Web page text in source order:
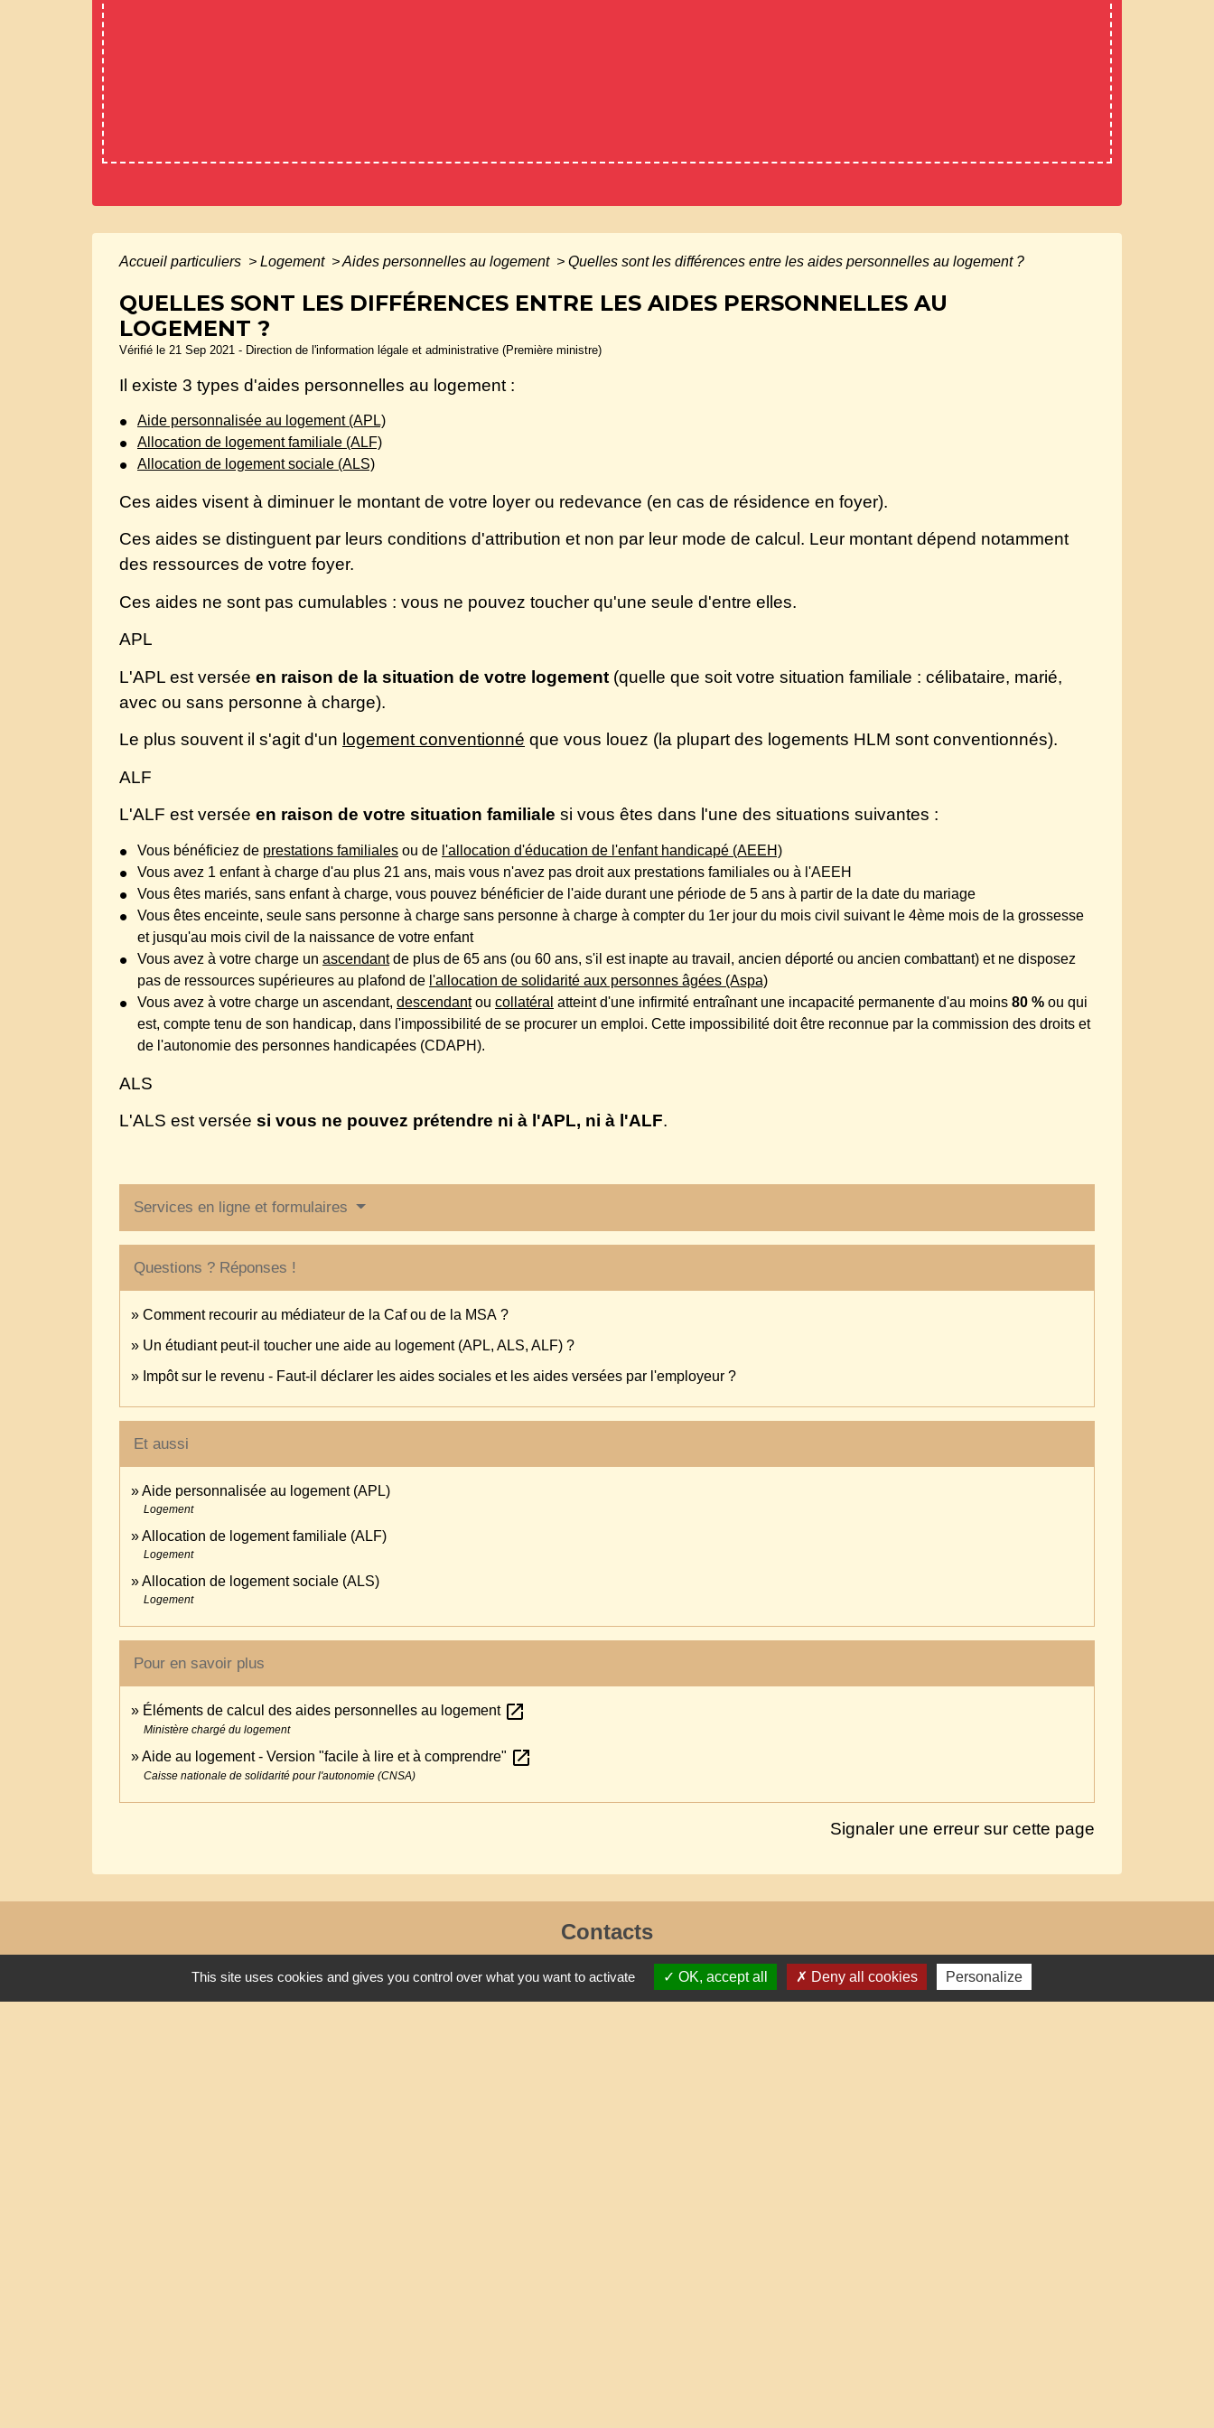
Accueil particuliers > Logement >Aides personnelles au logement > Quelles sont les différences entre les aides personnelles au logement ?
QUELLES SONT LES DIFFÉRENCES ENTRE LES AIDES PERSONNELLES AU
LOGEMENT ?
Vérifié le 21 Sep 2021 - Direction de l'information légale et administrative (Première ministre)
Il existe 3 types d'aides personnelles au logement :
Aide personnalisée au logement (APL)
Allocation de logement familiale (ALF)
Allocation de logement sociale (ALS)
Ces aides visent à diminuer le montant de votre loyer ou redevance (en cas de résidence en foyer).
Ces aides se distinguent par leurs conditions d'attribution et non par leur mode de calcul. Leur montant dépend notamment
des ressources de votre foyer.
Ces aides ne sont pas cumulables : vous ne pouvez toucher qu'une seule d'entre elles.
APL
L'APL est versée en raison de la situation de votre logement (quelle que soit votre situation familiale : célibataire, marié,
avec ou sans personne à charge).
Le plus souvent il s'agit d'un logement conventionné que vous louez (la plupart des logements HLM sont conventionnés).
ALF
L'ALF est versée en raison de votre situation familiale si vous êtes dans l'une des situations suivantes :
Vous bénéficiez de prestations familiales ou de l'allocation d'éducation de l'enfant handicapé (AEEH)
Vous avez 1 enfant à charge d'au plus 21 ans, mais vous n'avez pas droit aux prestations familiales ou à l'AEEH
Vous êtes mariés, sans enfant à charge, vous pouvez bénéficier de l'aide durant une période de 5 ans à partir de la date du mariage
Vous êtes enceinte, seule sans personne à charge sans personne à charge à compter du 1er jour du mois civil suivant le 4ème mois de la grossesse
et jusqu'au mois civil de la naissance de votre enfant
Vous avez à votre charge un ascendantde plus de 65 ans (ou 60 ans, s'il est inapte au travail, ancien déporté ou ancien combattant) et ne disposez
pas de ressources supérieures au plafond de l'allocation de solidarité aux personnes âgées (Aspa)
Vous avez à votre charge un ascendant, descendantou collatéral atteint d'une infirmité entraînant une incapacité permanente d'au moins 80 % ou qui
est, compte tenu de son handicap, dans l'impossibilité de se procurer un emploi. Cette impossibilité doit être reconnue par la commission des droits et
de l'autonomie des personnes handicapées (CDAPH).
ALS
L'ALS est versée si vous ne pouvez prétendre ni à l'APL, ni à l'ALF.
Services en ligne et formulaires
Questions ? Réponses !
Comment recourir au médiateur de la Caf ou de la MSA ?
Un étudiant peut-il toucher une aide au logement (APL, ALS, ALF) ?
Impôt sur le revenu - Faut-il déclarer les aides sociales et les aides versées par l'employeur ?
Et aussi
Aide personnalisée au logement (APL)
Logement
Allocation de logement familiale (ALF)
Logement
Allocation de logement sociale (ALS)
Logement
Pour en savoir plus
Éléments de calcul des aides personnelles au logement open_in_new
Ministère chargé du logement
Aide au logement - Version "facile à lire et à comprendre" open_in_new
Caisse nationale de solidarité pour l'autonomie (CNSA)
Signaler une erreur sur cette page
Contacts
Commune de Lafraye
19, rue de l'Eglise
This site uses cookies and gives you control over what you want to activate OK, accept all Deny all cookies Personalize